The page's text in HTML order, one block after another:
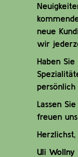
neue
wir
Haben
Lassen
freuen
Herzlichst,
Uli Wollny